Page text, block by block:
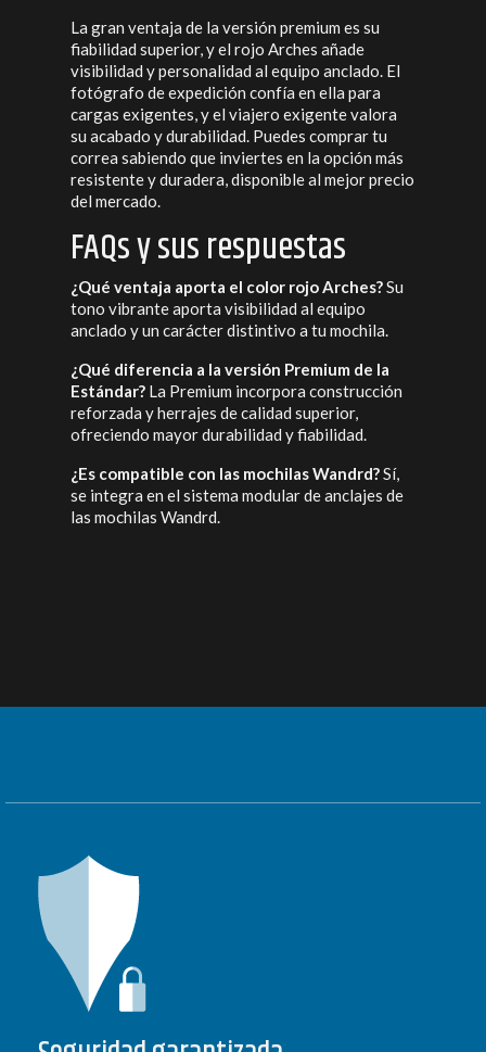
La gran ventaja de la versión premium es su
fiabilidad superior, y el rojo Arches añade
visibilidad y personalidad al equipo anclado. El
fotógrafo de expedición confía en ella para
cargas exigentes, y el viajero exigente valora
su acabado y durabilidad. Puedes comprar tu
correa sabiendo que inviertes en la opción más
resistente y duradera, disponible al mejor precio
del mercado.
FAQs y sus respuestas
¿Qué ventaja aporta el color rojo Arches?Su
tono vibrante aporta visibilidad al equipo
anclado y un carácter distintivo a tu mochila.
¿Qué diferencia a la versión Premium de la
Estándar? La Premium incorpora construcción
reforzada y herrajes de calidad superior,
ofreciendo mayor durabilidad y fiabilidad.
¿Es compatible con las mochilas Wandrd?Sí,
se integra en el sistema modular de anclajes de
las mochilas Wandrd.